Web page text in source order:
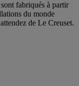
fabriqués à partir
du monde
de Le Creuset.